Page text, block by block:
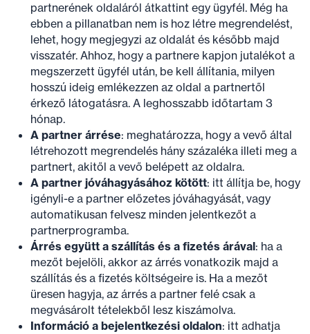
partnerének oldaláról átkattint egy ügyfél. Még ha
ebben a pillanatban nem is hoz létre megrendelést,
lehet, hogy megjegyzi az oldalát és később majd
visszatér. Ahhoz, hogy a partnere kapjon jutalékot a
megszerzett ügyfél után, be kell állítania, milyen
hosszú ideig emlékezzen az oldal a partnertől
érkező látogatásra. A leghosszabb időtartam 3
hónap.
A partner árrése: meghatározza, hogy a vevő által
létrehozott megrendelés hány százaléka illeti meg a
partnert, akitől a vevő belépett az oldalra.
A partner jóváhagyásához kötött: itt állítja be, hogy
igényli-e a partner előzetes jóváhagyását, vagy
automatikusan felvesz minden jelentkezőt a
partnerprogramba.
Árrés együtt a szállítás és a fizetés árával: ha a
mezőt bejelöli, akkor az árrés vonatkozik majd a
szállítás és a fizetés költségeire is. Ha a mezőt
üresen hagyja, az árrés a partner felé csak a
megvásárolt tételekből lesz kiszámolva.
Információ a bejelentkezési oldalon: itt adhatja